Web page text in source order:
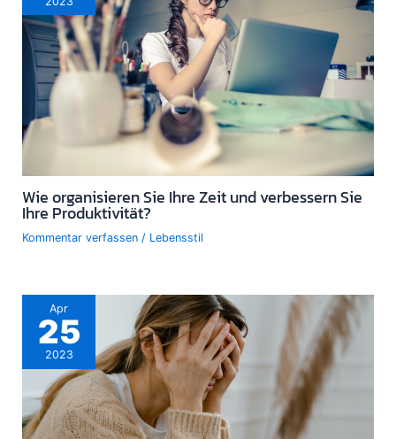
Wie organisieren Sie Ihre Zeit und verbessern Sie
Ihre Produktivität?
Kommentar verfassen / Lebensstil
Apr
25
2023